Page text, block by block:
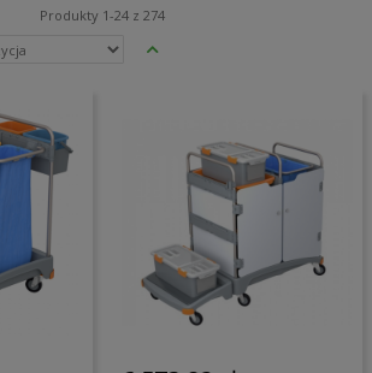
Produkty 1-24 z 274
Ustaw